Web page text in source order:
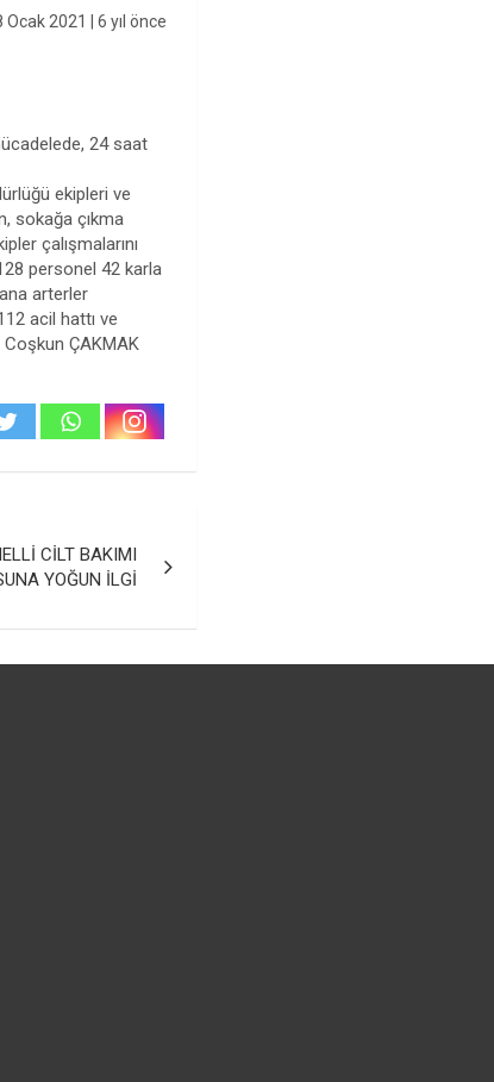
Ocak 2021 | 6 yıl önce
24 saat
ekipleri ve
sokağa çıkma
çalışmalarını
personel 42 karla
arterler
acil hattı ve
Coşkun ÇAKMAK
CİLT BAKIMI
YOĞUN İLGİ